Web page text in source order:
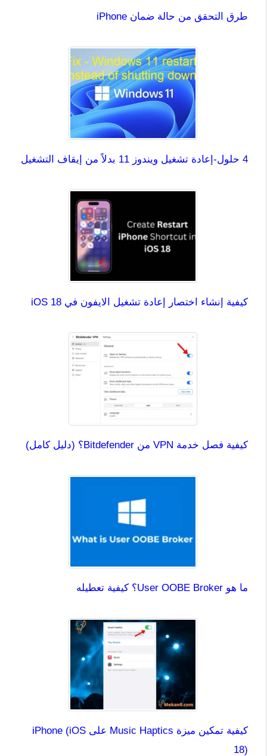
طرق التحقق من حالة ضمان iPhone
4 حلول-إعادة تشغيل ويندوز 11 بدلاً من إيقاف التشغيل
كيفية إنشاء اختصار إعادة تشغيل الايفون في iOS 18
كيفية فصل خدمة VPN من Bitdefender؟ (دليل كامل)
ما هو User OOBE Broker؟ كيفية تعطيله
كيفية تمكين ميزة Music Haptics على iPhone (iOS
18)